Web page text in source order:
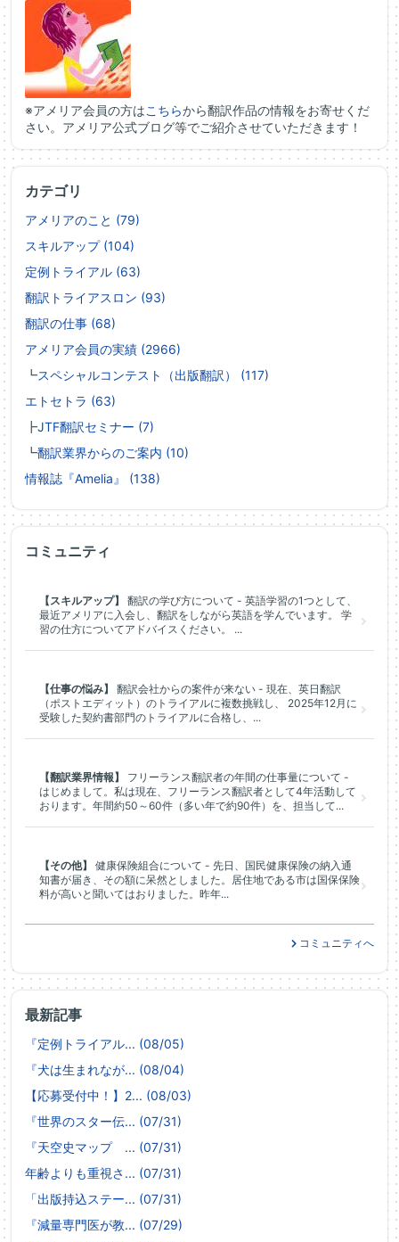
※アメリア会員の方はこちらから翻訳作品の情報をお寄せくだ
さい。アメリア公式ブログ等でご紹介させていただきます！
カテゴリ
アメリアのこと (79)
スキルアップ (104)
定例トライアル (63)
翻訳トライアスロン (93)
翻訳の仕事 (68)
アメリア会員の実績 (2966)
┗スペシャルコンテスト（出版翻訳） (117)
エトセトラ (63)
┣JTF翻訳セミナー (7)
┗翻訳業界からのご案内 (10)
情報誌『Amelia』 (138)
最新記事
『定例トライアル... (08/05)
『犬は生まれなが... (08/04)
【応募受付中！】2... (08/03)
『世界のスター伝... (07/31)
『天空史マップ ... (07/31)
年齢よりも重視さ... (07/31)
「出版持込ステー... (07/31)
『減量専門医が教... (07/29)
コミュニティ
【スキルアップ】
翻訳の学び方について - 英語学習の1つとして、
最近アメリアに入会し、翻訳をしながら英語を学んでいます。 学
習の仕方についてアドバイスください。 ...
【仕事の悩み】
翻訳会社からの案件が来ない - 現在、英日翻訳
（ポストエディット）のトライアルに複数挑戦し、 2025年12月に
受験した契約書部門のトライアルに合格し、...
【翻訳業界情報】
フリーランス翻訳者の年間の仕事量について -
はじめまして。私は現在、フリーランス翻訳者として4年活動して
おります。年間約50～60件（多い年で約90件）を、担当して...
【その他】
健康保険組合について - 先日、国民健康保険の納入通
知書が届き、その額に呆然としました。居住地である市は国保保険
料が高いと聞いてはおりました。昨年...
コミュニティへ